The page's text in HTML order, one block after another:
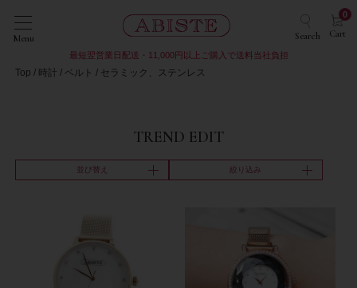
Menu Search Cart
0
最短翌営業日配送・11,000円以上ご購入で送料当社負担
Top 時計 ベルト セラミック、ステンレス
TREND EDIT
並び替え 絞り込み